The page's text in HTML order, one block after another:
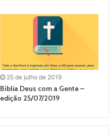
25 de julho de 2019
Bíblia Deus com a Gente –
edição 25/07/2019